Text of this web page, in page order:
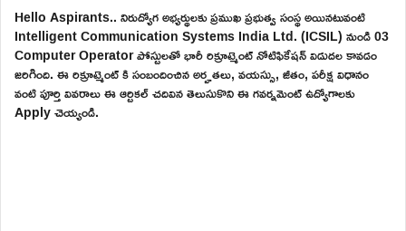
Hello Aspirants.. నిరుద్యోగ అభ్యర్థులకు ప్రముఖ ప్రభుత్వ సంస్థ అయినటువంటి
Intelligent Communication Systems India Ltd. (ICSIL) నుండి 03
Computer Operator పోస్టులతో భారీ రిక్రూట్మెంట్ నోటిఫికేషన్ విడుదల కావడం
జరిగింది. ఈ రిక్రూట్మెంట్ కి సంబందించిన అర్హతలు, వయస్సు, జీతం, పరీక్ష విధానం
వంటి పూర్తి వివరాలు ఈ ఆర్టికల్ చదివిన తెలుసుకొని ఈ గవర్నమెంట్ ఉద్యోగాలకు
Apply చెయ్యండి.